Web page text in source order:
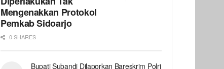
Mengenakkan Protokol
Pemkab Sidoarjo
0 SHARES
Bupati Subandi Dilaporkan Bareskrim Polri